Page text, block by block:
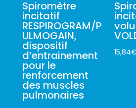
Spiromètre
incitatif
RESPIROGRAM/P
ULMOGAIN,
dispositif
d’entrainement
pour le
renforcement
des muscles
pulmonaires
15,84€